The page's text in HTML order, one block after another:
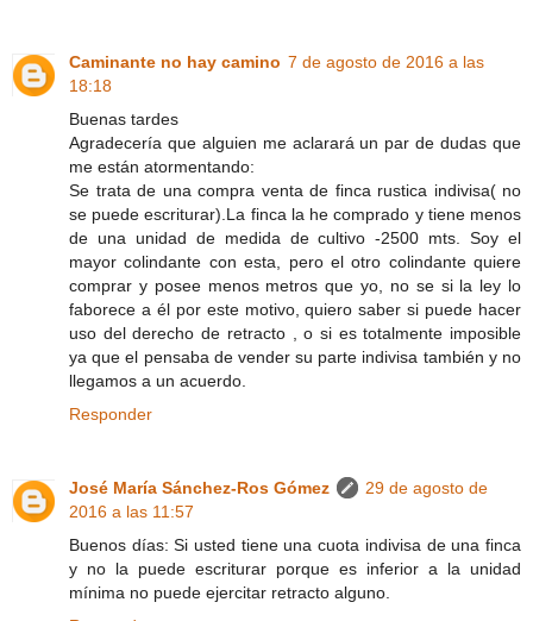
Caminante no hay camino 7 de agosto de 2016 a las
18:18
Buenas tardes
Agradecería que alguien me aclarará un par de dudas que
me están atormentando:
Se trata de una compra venta de finca rustica indivisa( no
se puede escriturar).La finca la he comprado y tiene menos
de una unidad de medida de cultivo -2500 mts. Soy el
mayor colindante con esta, pero el otro colindante quiere
comprar y posee menos metros que yo, no se si la ley lo
faborece a él por este motivo, quiero saber si puede hacer
uso del derecho de retracto , o si es totalmente imposible
ya que el pensaba de vender su parte indivisa también y no
llegamos a un acuerdo.
Responder
José María Sánchez-Ros Gómez
29 de agosto de
2016 a las 11:57
Buenos días: Si usted tiene una cuota indivisa de una finca
y no la puede escriturar porque es inferior a la unidad
mínima no puede ejercitar retracto alguno.